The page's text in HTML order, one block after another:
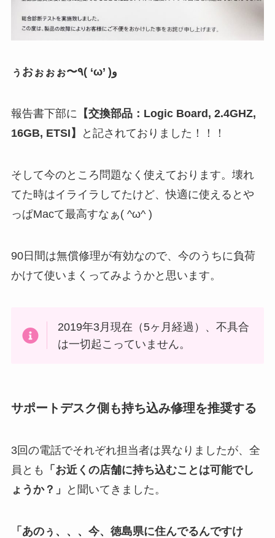
ぅおぉぉぉ〜٩( ‘ω’ )و
報告書下部に 【交換部品：Logic Board, 2.4GHZ,
16GB, ETSI】
と記されておりました！！！
そして今のところ問題なく使えております。壊れ
てた時はイライラしてたけど、快適に使えるとや
っぱMacて最高すなぁ( ^ω^ )
90日間は無償修理が有効なので、今のうちに負荷
かけて使いまくってみようかと思います。
2019年3月現在（5ヶ月経過）、不具合
は一切起こっていません。
サポートデスク側も持ち込み修理を推奨する
3回の電話でそれぞれ担当者は異なりましたが、全
員とも
「お近くの店舗に持ち込むことは可能でし
ょうか？」
と聞いてきました。
「あのぅ、、、今、徳島県に住んでるんですけ